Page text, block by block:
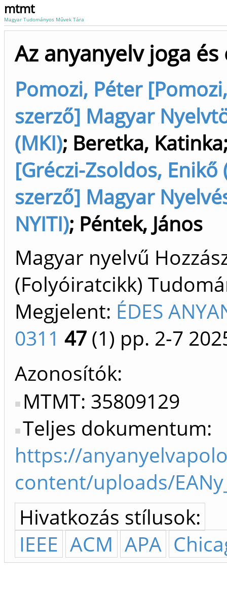
mtmt
Magyar Tudományos Művek Tára
Az anyanyelv joga és
Pomozi, Péter
szerző] Magyar
(MKI); Beretka, Katinka
[Gréczi-Zsoldos,
szerző] Magyar
NYITI); Péntek, János
Magyar nyelvű
(Folyóiratcikk)
Megjelent: ÉDES
0311 47 (1) pp. 2-7
Azonosítók
MTMT: 35809129
Teljes dokumentum:
https://
content/uploads/
Hivatkozás stílusok:
IEEE ACM APA